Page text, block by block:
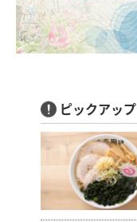
ピックアップ